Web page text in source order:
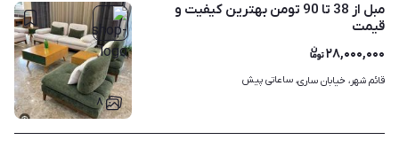
۸
مبل از 38 تا 90 تومن بهترین کیفیت و
قیمت
۲۸,۰۰۰,۰۰۰
قائم شهر، خیابان ساری، ساعاتی پیش